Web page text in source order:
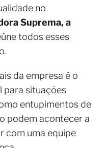
no
Suprema, a
todos esses
da empresa é o
para situações
entupimentos de
podem acontecer a
com uma equipe